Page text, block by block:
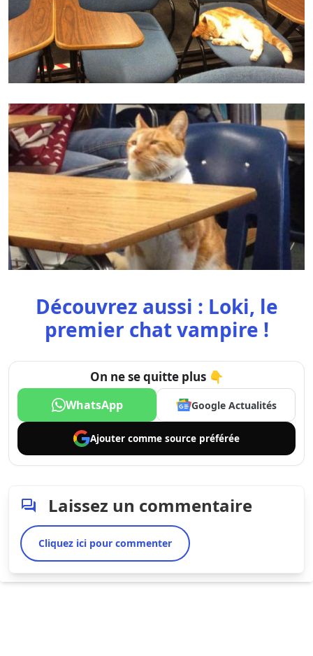
Découvrez aussi : Loki, le
premier chat vampire !
On ne se quitte plus 👇
WhatsApp Google Actualités
Ajouter comme source préférée
Laissez un commentaire
Cliquez ici pour commenter